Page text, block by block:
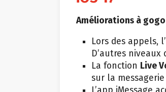
Améliorations à
Lors des appels,
D’autres
La fonction Live
sur la